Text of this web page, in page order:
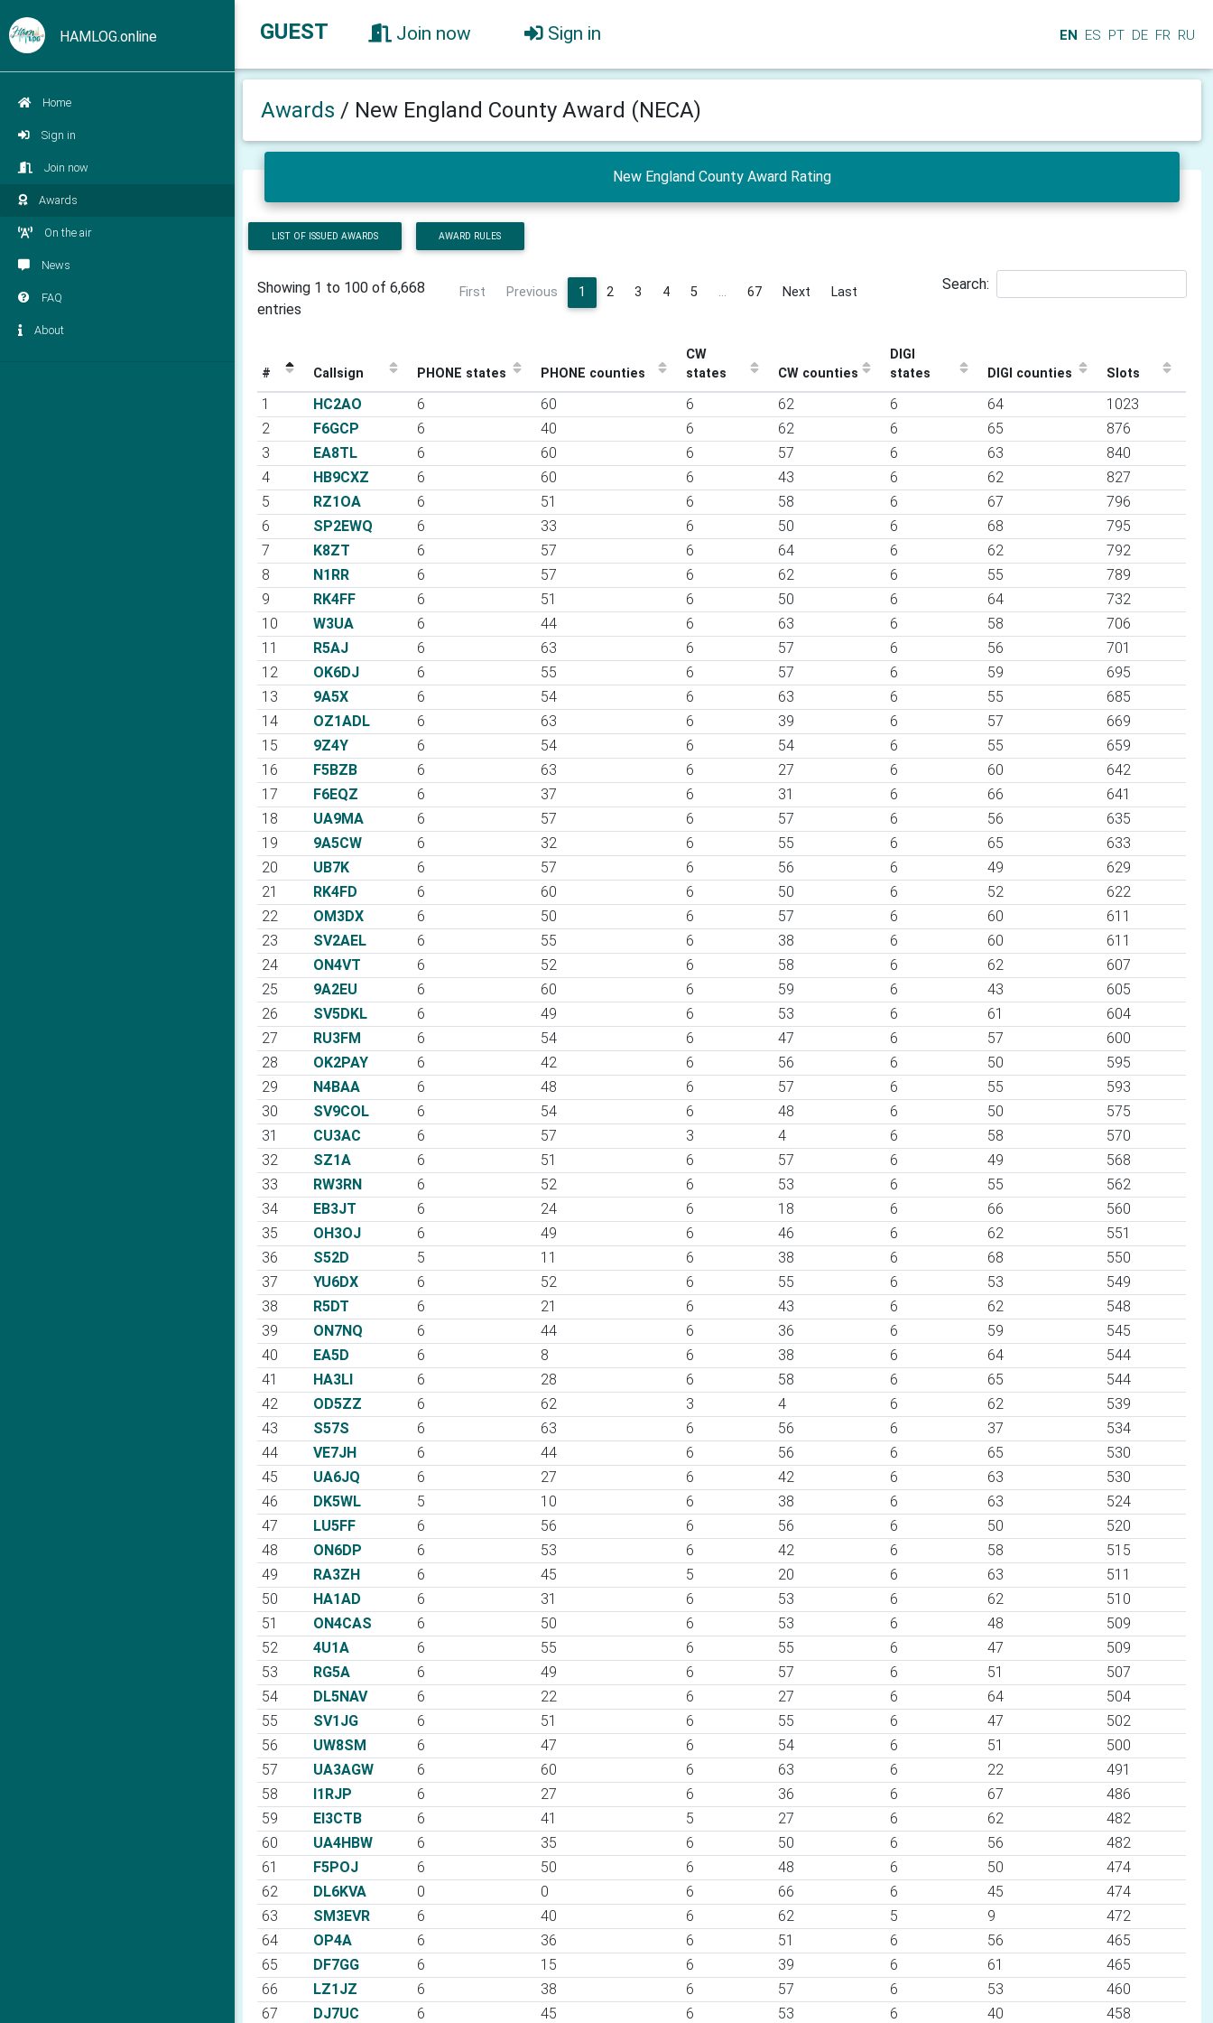
HAMLOG.online
Home
Sign in
Join now
Awards
On the air
News
FAQ
About
GUEST Join now Sign in EN ES PT DE FR RU
Awards / New England County Award (NECA)
New England County Award Rating
LIST OF ISSUED AWARDS AWARD RULES
Showing 1 to 100 of 6,668
entries
First Previous 1 2 3 4 5 … 67 Next Last Search:
# Callsign PHONE states PHONE counties
CW
states
CW counties
DIGI
states
DIGI counties Slots
1 HC2AO 6 60 6 62 6 64
1023
2
F6GCP 6 40 6 62 6 65
876
3
EA8TL 6 60 6 57 6 63
840
4
HB9CXZ 6 60 6 43 6 62
827
5
RZ1OA 6 51 6 58 6 67
796
6
SP2EWQ 6 33 6 50 6 68
795
7
K8ZT 6 57 6 64 6 62
792
8
N1RR 6 57 6 62 6 55
789
9
RK4FF 6 51 6 50 6 64
732
10
W3UA 6 44 6 63 6 58
706
11
R5AJ 6 63 6 57 6 56
701
12
OK6DJ 6 55 6 57 6 59
695
13
9A5X 6 54 6 63 6 55
685
14
OZ1ADL 6 63 6 39 6 57
669
15
9Z4Y 6 54 6 54 6 55
659
16
F5BZB 6 63 6 27 6 60
642
17
F6EQZ 6 37 6 31 6 66
641
18
UA9MA 6 57 6 57 6 56
635
19
9A5CW 6 32 6 55 6 65
633
20
UB7K 6 57 6 56 6 49
629
21
RK4FD 6 60 6 50 6 52
622
22
OM3DX 6 50 6 57 6 60
611
23
SV2AEL 6 55 6 38 6 60
611
24
ON4VT 6 52 6 58 6 62
607
25
9A2EU 6 60 6 59 6 43
605
26
SV5DKL 6 49 6 53 6 61
604
27
RU3FM 6 54 6 47 6 57
600
28
OK2PAY 6 42 6 56 6 50
595
29
N4BAA 6 48 6 57 6 55
593
30
SV9COL 6 54 6 48 6 50
575
31
CU3AC 6 57 3 4 6 58
570
32
SZ1A 6 51 6 57 6 49
568
33
RW3RN 6 52 6 53 6 55
562
34
EB3JT 6 24 6 18 6 66
560
35
OH3OJ 6 49 6 46 6 62
551
36
S52D 5 11 6 38 6 68
550
37
YU6DX 6 52 6 55 6 53
549
38
R5DT 6 21 6 43 6 62
548
39
ON7NQ 6 44 6 36 6 59
545
40
EA5D 6 8 6 38 6 64
544
41
HA3LI 6 28 6 58 6 65
544
42
OD5ZZ 6 62 3 4 6 62
539
43
S57S 6 63 6 56 6 37
534
44
VE7JH 6 44 6 56 6 65
530
45
UA6JQ 6 27 6 42 6 63
530
46
DK5WL 5 10 6 38 6 63
524
47
LU5FF 6 56 6 56 6 50
520
48
ON6DP 6 53 6 42 6 58
515
49
RA3ZH 6 45 5 20 6 63
511
50
HA1AD 6 31 6 53 6 62
510
51
ON4CAS 6 50 6 53 6 48
509
52
4U1A 6 55 6 55 6 47
509
53
RG5A 6 49 6 57 6 51
507
54
DL5NAV 6 22 6 27 6 64
504
55
SV1JG 6 51 6 55 6 47
502
56
UW8SM 6 47 6 54 6 51
500
57
UA3AGW 6 60 6 63 6 22
491
58
I1RJP 6 27 6 36 6 67
486
59
EI3CTB 6 41 5 27 6 62
482
60
UA4HBW 6 35 6 50 6 56
482
61
F5POJ 6 50 6 48 6 50
474
62
DL6KVA 0 0 6 66 6 45
474
63
SM3EVR 6 40 6 62 5 9
472
64
OP4A 6 36 6 51 6 56
465
65
DF7GG 6 15 6 39 6 61
465
66
LZ1JZ 6 38 6 57 6 53
460
67
DJ7UC 6 45 6 53 6 40 458